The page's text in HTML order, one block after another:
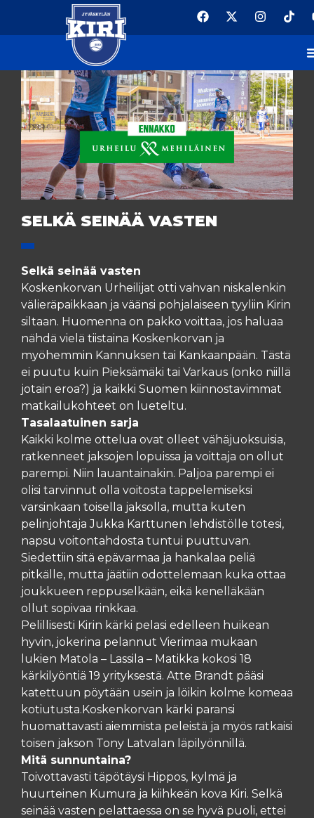
SELKÄ SEINÄÄ VASTEN
Selkä seinää vasten
Koskenkorvan Urheilijat otti vahvan niskalenkin
välieräpaikkaan ja väänsi pohjalaiseen tyyliin Kirin
siltaan. Huomenna on pakko voittaa, jos haluaa
nähdä vielä tiistaina Koskenkorvan ja
myöhemmin Kannuksen tai Kankaanpään. Tästä
ei puutu kuin Pieksämäki tai Varkaus (onko niillä
jotain eroa?) ja kaikki Suomen kiinnostavimmat
matkailukohteet on lueteltu.
Tasalaatuinen sarja
Kaikki kolme ottelua ovat olleet vähäjuoksuisia,
ratkenneet jaksojen lopuissa ja voittaja on ollut
parempi. Niin lauantainakin. Paljoa parempi ei
olisi tarvinnut olla voitosta tappelemiseksi
varsinkaan toisella jaksolla, mutta kuten
pelinjohtaja Jukka Karttunen lehdistölle totesi,
napsu voitontahdosta tuntui puuttuvan.
Siedettiin sitä epävarmaa ja hankalaa peliä
pitkälle, mutta jäätiin odottelemaan kuka ottaa
joukkueen reppuselkään, eikä kenelläkään
ollut sopivaa rinkkaa.
Pelillisesti Kirin kärki pelasi edelleen huikean
hyvin, jokerina pelannut Vierimaa mukaan
lukien Matola – Lassila – Matikka kokosi 18
kärkilyöntiä 19 yrityksestä. Atte Brandt pääsi
katettuun pöytään usein ja löikin kolme komeaa
kotiutusta.Koskenkorvan kärki paransi
huomattavasti aiemmista peleistä ja myös ratkaisi
toisen jakson Tony Latvalan läpilyönnillä.
Mitä sunnuntaina?
Toivottavasti täpötäysi Hippos, kylmä ja
huurteinen Kumura ja kiihkeän kova Kiri. Selkä
seinää vasten pelattaessa on se hyvä puoli, ettei